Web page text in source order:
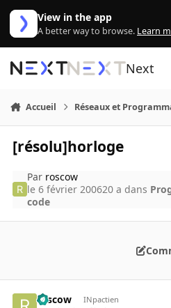
Aller au contenu
View in the app
A better way to browse. Learn
Next
Accueil Réseaux et
[résolu]horloge
Par roscow
le 6 février 200620 a dans
code
roscow INpactien